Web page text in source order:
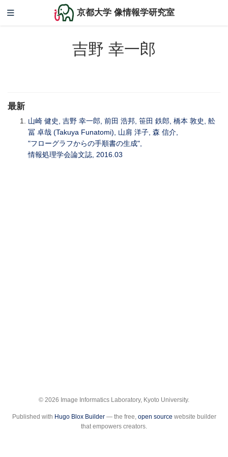
京都大学 像情報学研究室
吉野 幸一郎
最新
山崎 健史, 吉野 幸一郎, 前田 浩邦, 笹田 鉄郎, 橋本 敦史, 舩
冨 卓哉 (Takuya Funatomi), 山肩 洋子, 森 信介,
"フローグラフからの手順書の生成",
情報処理学会論文誌, 2016.03
© 2026 Image Informatics Laboratory, Kyoto University.
Published with Hugo Blox Builder— the free, open source website builder
that empowers creators.